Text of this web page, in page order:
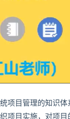
项目管理的知识体
项目实施，对项目